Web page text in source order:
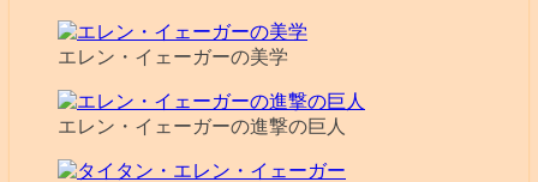
エレン・イェーガーの美学
エレン・イェーガーの進撃の巨人